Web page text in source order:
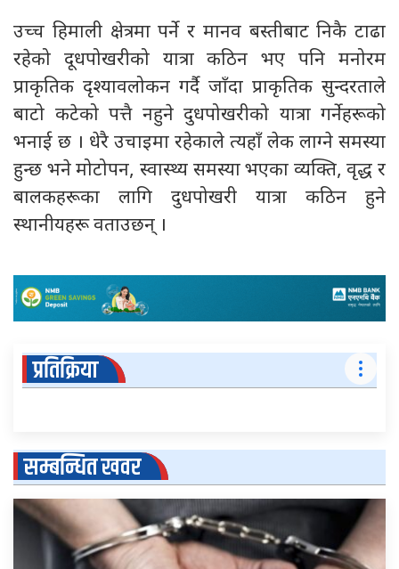
उच्च हिमाली क्षेत्रमा पर्ने र मानव बस्तीबाट निकै टाढा
रहेको दूधपोखरीको यात्रा कठिन भए पनि मनोरम
प्राकृतिक दृश्यावलोकन गर्दै जाँदा प्राकृतिक सुन्दरताले
बाटो कटेको पत्तै नहुने दुधपोखरीको यात्रा गर्नेहरूको
भनाई छ । धेरै उचाइमा रहेकाले त्यहाँ लेक लाग्ने समस्या
हुन्छ भने मोटोपन, स्वास्थ्य समस्या भएका व्यक्ति, वृद्ध र
बालकहरूका लागि दुधपोखरी यात्रा कठिन हुने
स्थानीयहरू वताउछन् ।
प्रतिक्रिया
सम्बन्धित खवर